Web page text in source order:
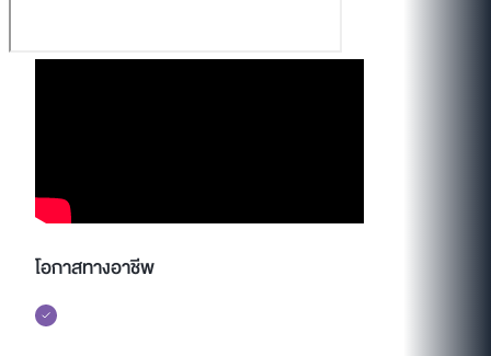
โอกาสทางอาชีพ